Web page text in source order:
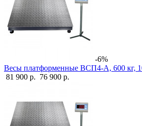
-6%
Весы платформенные ВСП4-А, 600 кг,
81 900 р. 76 900 р.